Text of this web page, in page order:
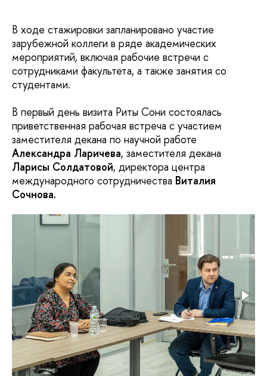
В ходе стажировки запланировано участие
зарубежной коллеги в ряде академических
мероприятий, включая рабочие встречи с
сотрудниками факультета, а также занятия со
студентами.
В первый день визита Риты Сони состоялась
приветственная рабочая встреча с участием
заместителя декана по научной работе
Александра Ларичева, заместителя декана
Ларисы Солдатовой, директора центра
международного сотрудничества Виталия
Сочнова.